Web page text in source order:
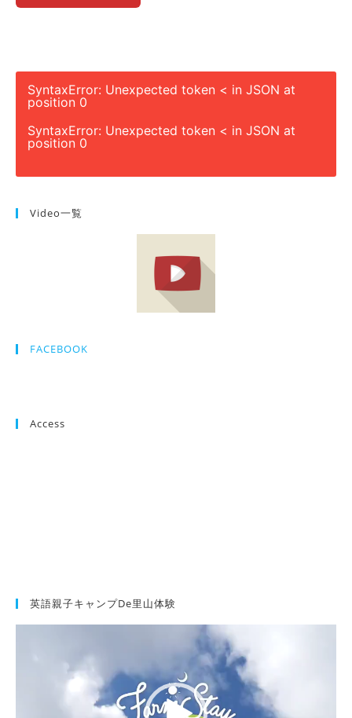
SyntaxError: Unexpected token < in JSON at
position 0
SyntaxError: Unexpected token < in JSON at
position 0
Video一覧
FACEBOOK
Access
英語親子キャンプde里山体験